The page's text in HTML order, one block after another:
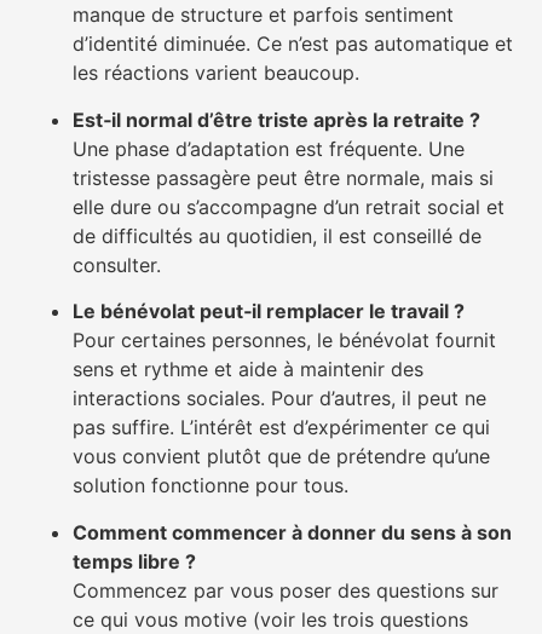
manque de structure et parfois sentiment
d’identité diminuée. Ce n’est pas automatique et
les réactions varient beaucoup.
Est‑il normal d’être triste après la retraite ?
Une phase d’adaptation est fréquente. Une
tristesse passagère peut être normale, mais si
elle dure ou s’accompagne d’un retrait social et
de difficultés au quotidien, il est conseillé de
consulter.
Le bénévolat peut‑il remplacer le travail ?
Pour certaines personnes, le bénévolat fournit
sens et rythme et aide à maintenir des
interactions sociales. Pour d’autres, il peut ne
pas suffire. L’intérêt est d’expérimenter ce qui
vous convient plutôt que de prétendre qu’une
solution fonctionne pour tous.
Comment commencer à donner du sens à son
temps libre ?
Commencez par vous poser des questions sur
ce qui vous motive (voir les trois questions